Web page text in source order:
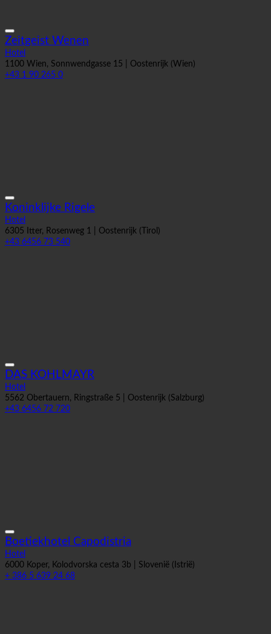
Zeitgeist Wenen
Hotel
1100 Wien, Sonnwendgasse 15 | Oostenrijk (Wien)
Koninklijke Rigele
Hotel
6305 Itter, Rosenweg 1 | Oostenrijk (Tirol)
DAS KOHLMAYR
Hotel
5562 Obertauern, Ringstraße 5 | Oostenrijk (Salzburg)
Boetiekhotel Capodistria
Hotel
6000 Koper, Kolodvorska cesta 3b | Slovenië (Istrië)